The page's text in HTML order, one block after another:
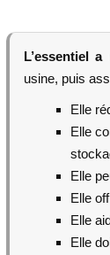
L’essentiel
usine, puis
Elle
Elle
Elle
Elle
Elle
Elle